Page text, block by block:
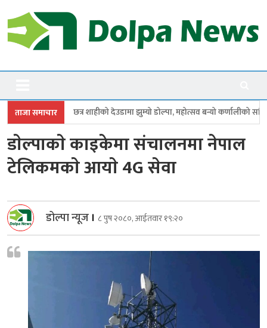
to
content
Dolpanews
ताजा समाचार
देउडामा झुम्यो डोल्पा, महोत्सव बन्यो कर्णालीको सांगीतिक उत्सव
डाेल्पाकाे काइकेमा संचालनमा नेपाल
टेलिकमकाे आयाे 4G सेवा
डोल्पा न्यूज । ८ पुष २०८०, आईतवार १९:२०